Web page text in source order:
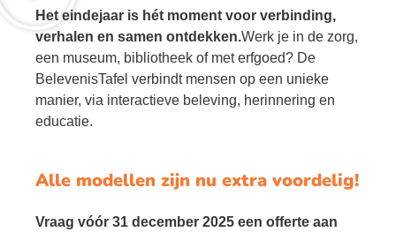
Het eindejaar is hét moment voor verbinding,
verhalen en samen ontdekken.Werk je in de zorg,
een museum, bibliotheek of met erfgoed? De
BelevenisTafel verbindt mensen op een unieke
manier, via interactieve beleving, herinnering en
educatie.
Alle modellen zijn nu extra voordelig!
Vraag vóór 31 december 2025 een offerte aan